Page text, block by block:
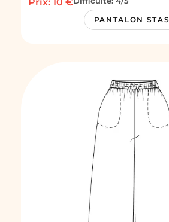
PANTALON STAS